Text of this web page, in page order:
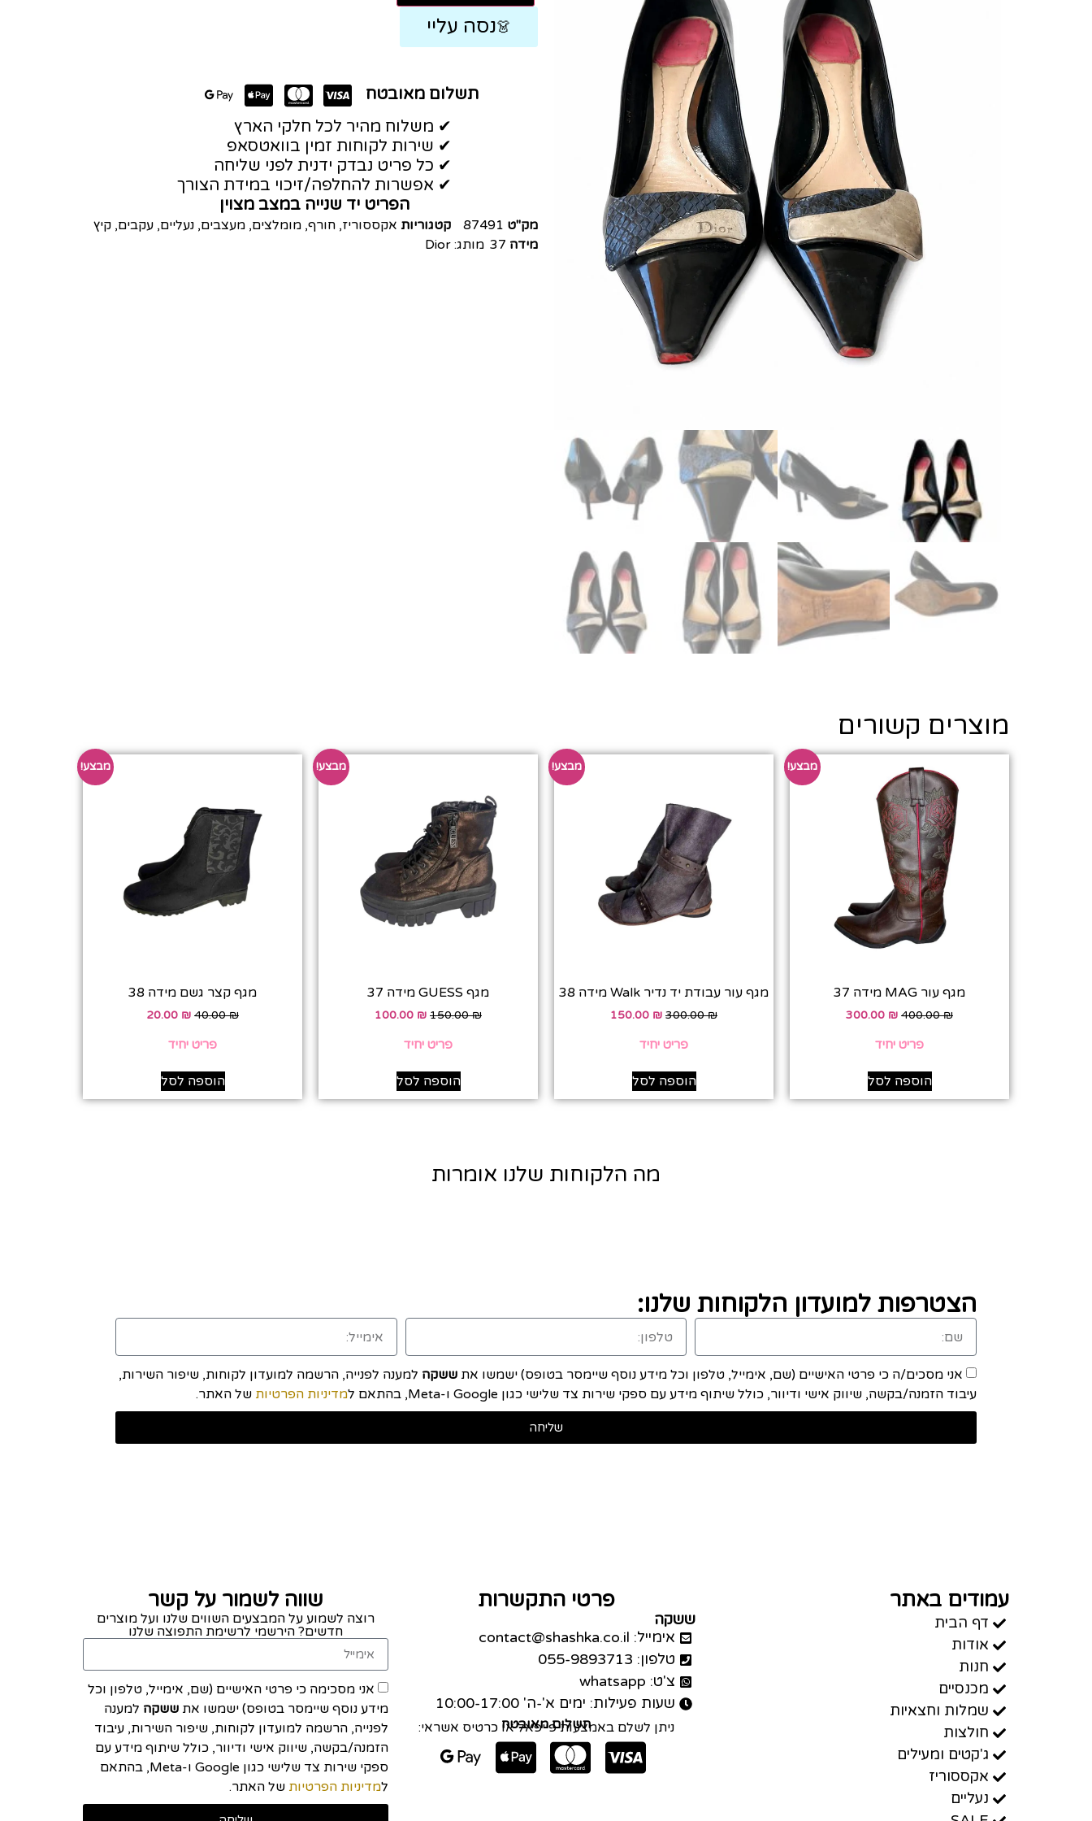
👗נסה עליי
תשלום מאובטח
✔ משלוח מהיר לכל חלקי הארץ
✔ שירות לקוחות זמין בוואטסאפ
✔ כל פריט נבדק ידנית לפני שליחה
✔ אפשרות להחלפה/זיכוי במידת הצורך
הפריט יד שנייה במצב מצוין
מק"ט 87491 קטגוריות אקססוריז, חורף, מומלצים, מעצבים, נעליים, עקבים, קיץ
מידה 37 מותג:Dior
מוצרים קשורים
מבצע!
מגף עור MAG מידה 37
400.00₪
300.00 ₪
פריט יחיד
הוספה לסל
מבצע!
מגף עור עבודת יד נדיר Walk מידה 38
300.00₪
150.00 ₪
פריט יחיד
הוספה לסל
מבצע!
מגף GUESS מידה 37
150.00₪
100.00 ₪
פריט יחיד
הוספה לסל
מבצע!
מגף קצר גשם מידה 38
40.00₪
20.00 ₪
פריט יחיד
הוספה לסל
מה הלקוחות שלנו אומרות
הצטרפות למועדון הלקוחות שלנו:
אני מסכים/ה כי פרטי האישיים (שם, אימייל, טלפון וכל מידע נוסף שיימסר בטופס) ישמשו את ששקה למענה לפנייה, הרשמה למועדון לקוחות, שיפור השירות,
עיבוד הזמנה/בקשה, שיווק אישי ודיוור, כולל שיתוף מידע עם ספקי שירות צד שלישי כגון Google ו-Meta, בהתאם ל
מדיניות הפרטיות של האתר.
שליחה
עמודים באתר
דף הבית
אודות
חנות
מכנסיים
שמלות וחצאיות
חולצות
ג'קטים ומעילים
אקססוריז
נעליים
פרטי התקשרות
ששקה
אימייל: contact@shashka.co.il
טלפון: 055-9893713
צ'ט: whatsapp
שעות פעילות: ימים א'-ה' 10:00-17:00
תשלום מאובטח
ניתן לשלם באמצעות פייפאל או כרטיס אשראי:
שווה לשמור על קשר
רוצה לשמוע על המבצעים השווים שלנו ועל מוצרים
חדשים? הירשמי לרשימת התפוצה שלנו
אני מסכימה כי פרטי האישיים (שם, אימייל, טלפון וכל
מידע נוסף שיימסר בטופס) ישמשו אתששקה למענה
לפנייה, הרשמה למועדון לקוחות, שיפור השירות, עיבוד
הזמנה/בקשה, שיווק אישי ודיוור, כולל שיתוף מידע עם
ספקי שירות צד שלישי כגון Google ו-Meta, בהתאם
למדיניות הפרטיות של האתר.